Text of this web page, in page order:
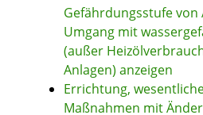
Gefährdungsstufe von
Umgang mit
(außer
Anlagen) anzeigen
Errichtung,
Maßnahmen mit